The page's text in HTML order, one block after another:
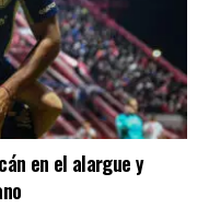
en el alargue y